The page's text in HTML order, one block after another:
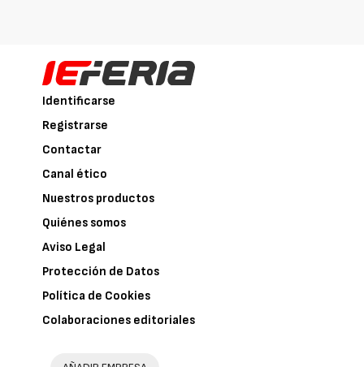
Identificarse
Registrarse
Contactar
Canal ético
Nuestros productos
Quiénes somos
Aviso Legal
Protección de Datos
Política de Cookies
Colaboraciones editoriales